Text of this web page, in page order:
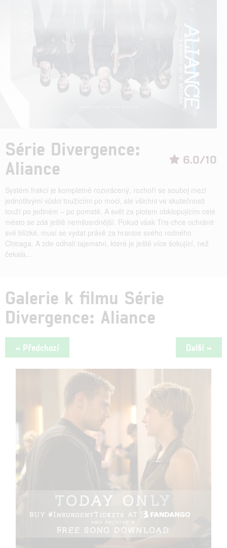
6.0/10
Série Divergence:
Aliance
Systém frakcí je kompletně rozvrácený, rozhoří se souboj mezi
jednotlivými vůdci toužícími po moci, ale všichni ve skutečnosti
touží po jediném – po pomstě. A svět za plotem obklopujícím celé
město se zdá ještě nemilosrdnější. Pokud však Tris chce ochránit
své blízké, musí se vydat právě za hranice svého rodného
Chicaga. A zde odhalí tajemství, které je ještě více šokující, než
čekala...
Galerie k filmu Série
Divergence: Aliance
« Předchozí Další »